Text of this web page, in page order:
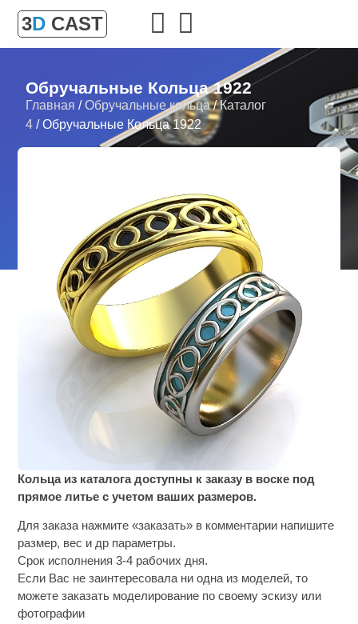
3D CAST
Обручальные Кольца 1922
Главная /Обручальные кольца/Каталог
4 / Обручальные Кольца 1922
Кольца из каталога доступны к заказу в воске под
прямое литье с учетом ваших размеров.
Для заказа нажмите «заказать» в комментарии напишите
размер, вес и др параметры.
Срок исполнения 3-4 рабочих дня.
Если Вас не заинтересовала ни одна из моделей, то
можете заказать моделирование по своему эскизу или
фотографии